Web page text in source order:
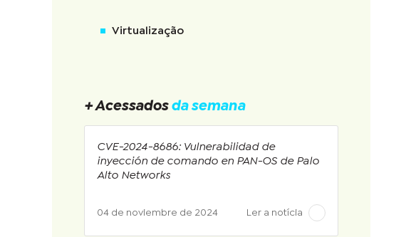
Virtualização
+ Acessados da semana
CVE-2024-8686: Vulnerabilidad de
inyección de comando en PAN-OS de Palo
Alto Networks
04 de noviembre de 2024 Ler a notícia